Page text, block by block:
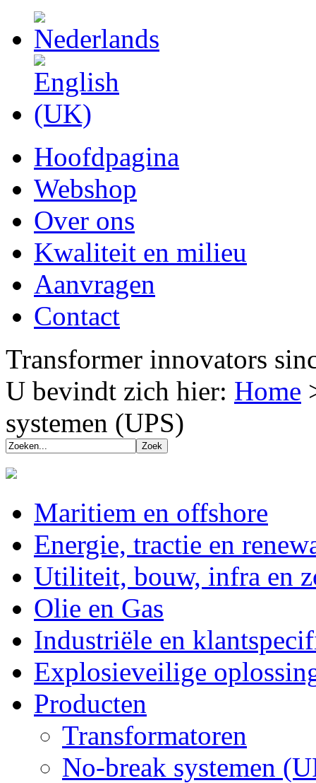
Hoofdpagina
Webshop
Over ons
Kwaliteit en milieu
Aanvragen
Contact
Transformer innovators
U bevindt zich hier: Home
systemen (UPS)
Maritiem en offshore
Energie, tractie en
Utiliteit, bouw, infra en
Olie en Gas
Industriële en
Explosieveilige
Producten
Transformatoren
No-break systemen